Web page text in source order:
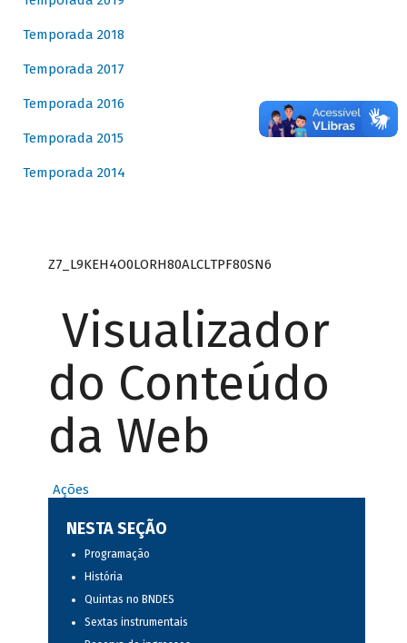
Temporada 2018
Temporada 2017
Temporada 2016
Temporada 2015
Temporada 2014
Z7_L9KEH4O0LORH80ALCLTPF80SN6
Visualizador
do Conteúdo
da Web
Ações
NESTA SEÇÃO
Programação
História
Quintas no BNDES
Sextas instrumentais